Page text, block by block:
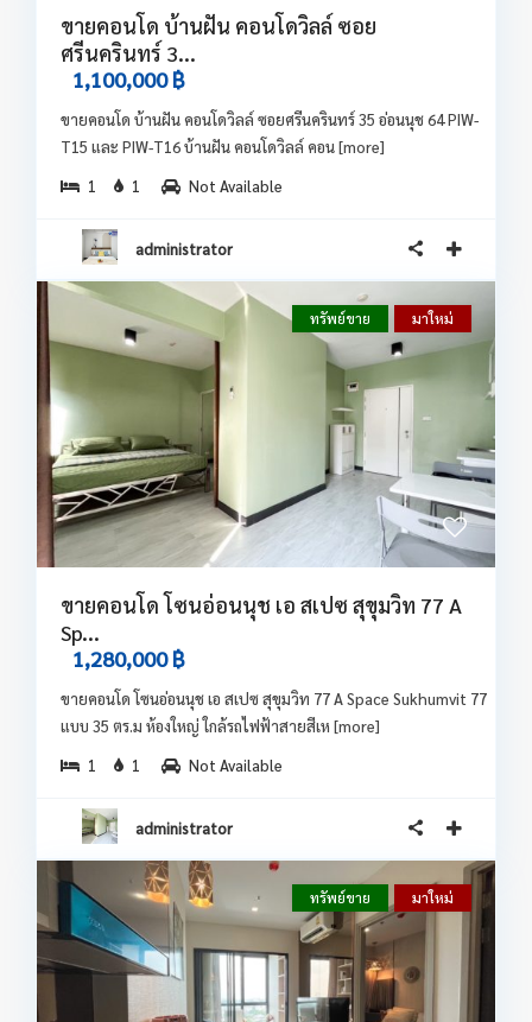
ขายคอนโด บ้านฝัน คอนโดวิลล์ ซอย
ศรีนครินทร์ 3...
1,100,000 ฿
ขายคอนโด บ้านฝัน คอนโดวิลล์ ซอยศรีนครินทร์ 35 อ่อนนุช 64 PIW-
T15 และ PIW-T16 บ้านฝัน คอนโดวิลล์ คอน[more]
1
1 Not Available
administrator
ทรัพย์ขาย มาใหม่
ขายคอนโด โซนอ่อนนุช เอ สเปซ สุขุมวิท 77 A
Sp...
1,280,000 ฿
ขายคอนโด โซนอ่อนนุช เอ สเปซ สุขุมวิท 77 A Space Sukhumvit 77
แบบ 35 ตร.ม ห้องใหญ่ ใกล้รถไฟฟ้าสายสีเห [more]
1
1 Not Available
administrator
ทรัพย์ขาย มาใหม่